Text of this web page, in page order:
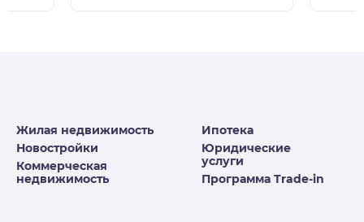
Жилая недвижимость
Новостройки
Коммерческая
недвижимость
Ипотека
Юридические
услуги
Программа Trade-in